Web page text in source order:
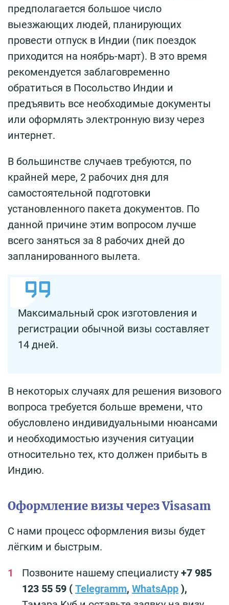
предполагается большое число
выезжающих людей, планирующих
провести отпуск в Индии (пик поездок
приходится на ноябрь-март). В это время
рекомендуется заблаговременно
обратиться в Посольство Индии и
предъявить все необходимые документы
или оформлять электронную визу через
интернет.
В большинстве случаев требуются, по
крайней мере, 2 рабочих дня для
самостоятельной подготовки
установленного пакета документов. По
данной причине этим вопросом лучше
всего заняться за 8 рабочих дней до
запланированного вылета.
Максимальный срок изготовления и
регистрации обычной визы составляет
14 дней.
В некоторых случаях для решения визового
вопроса требуется больше времени, что
обусловлено индивидуальными нюансами
и необходимостью изучения ситуации
относительно тех, кто должен прибыть в
Индию.
Оформление визы через Visasam
С нами процесс оформления визы будет
лёгким и быстрым.
Позвоните нашему специалисту +7 985
123 55 59 ( Telegramm, WhatsApp ),